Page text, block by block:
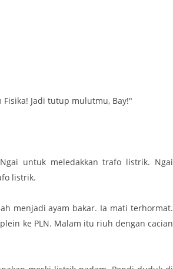
Jadi tutup mulutmu, Bay!"
untuk meledakkan trafo listrik. Ngai
listrik.
menjadi ayam bakar. Ia mati terhormat.
ke PLN. Malam itu riuh dengan cacian